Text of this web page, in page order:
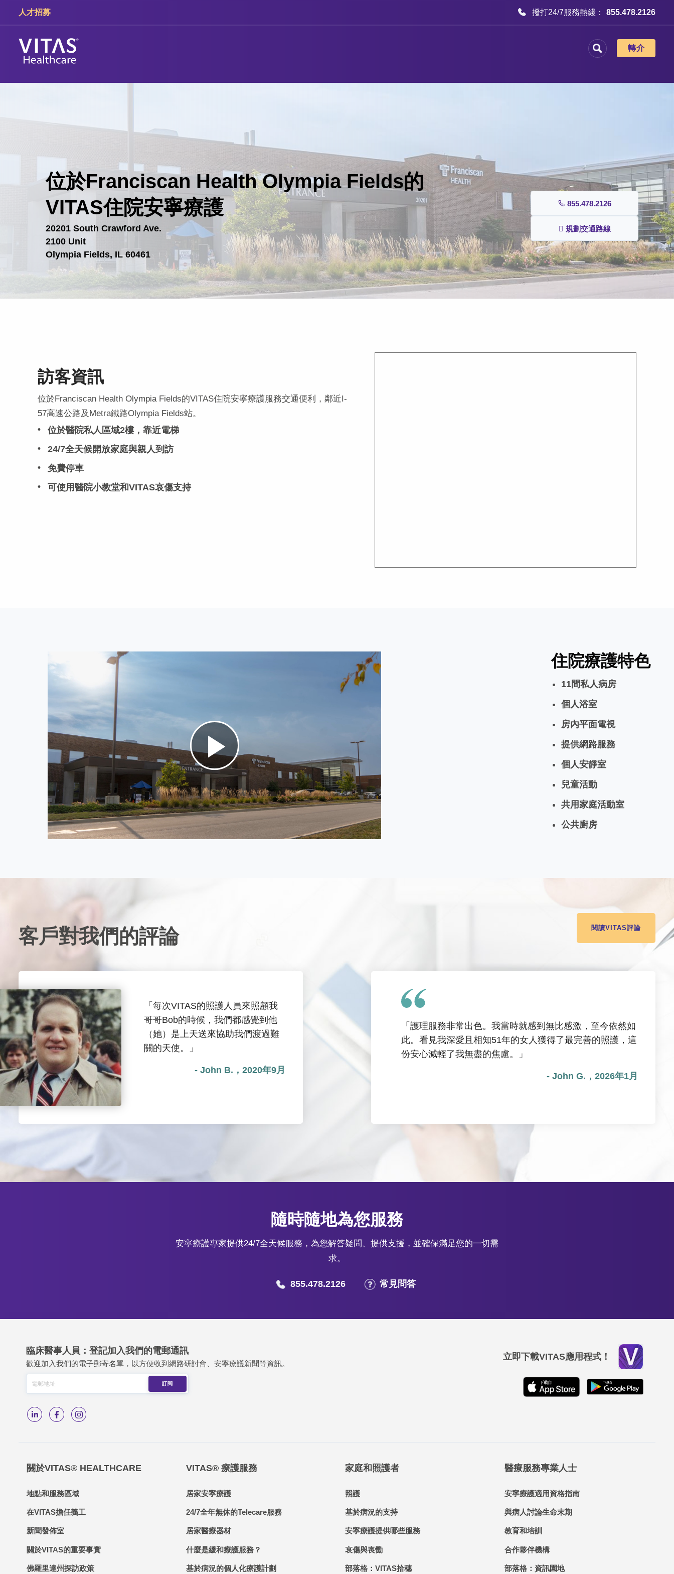
人才招募 撥打24/7服務熱綫： 855.478.2126
轉介
位於Franciscan Health Olympia Fields的
VITAS住院安寧療護
20201 South Crawford Ave.
2100 Unit
Olympia Fields, IL 60461
855.478.2126
規劃交通路線
訪客資訊
位於Franciscan Health Olympia Fields的VITAS住院安寧療護服務交通便利，鄰近I-
57高速公路及Metra鐵路Olympia Fields站。
位於醫院私人區域2樓，靠近電梯
24/7全天候開放家庭與親人到訪
免費停車
可使用醫院小教堂和VITAS哀傷支持
Play
Video
住院療護特色
11間私人病房
個人浴室
房內平面電視
提供網路服務
個人安靜室
兒童活動
共用家庭活動室
公共廚房
客戶對我們的評論
「每次VITAS的照護人員來照顧我
哥哥Bob的時候，我們都感覺到他
（她）是上天送來協助我們渡過難
關的天使。」
- John B.，2020年9月
「護理服務非常出色。我當時就感到無比感激，至今依然如
此。看見我深愛且相知51年的女人獲得了最完善的照護，這
份安心減輕了我無盡的焦慮。」
- John G.，2026年1月
閱讀VITAS評論
隨時隨地為您服務
安寧療護專家提供24/7全天候服務，為您解答疑問、提供支援，並確保滿足您的一切需
求。
855.478.2126 常見問答
臨床醫事人員：登記加入我們的電郵通訊
歡迎加入我們的電子郵寄名單，以方便收到網路研討會、安寧療護新聞等資訊。
立即下載VITAS應用程式！
關於VITAS® HEALTHCARE
地點和服務區域
在VITAS擔任義工
新聞發佈室
關於VITAS的重要事實
佛羅里達州探訪政策
VITAS® 療護服務
居家安寧療護
24/7全年無休的Telecare服務
居家醫療器材
什麼是緩和療護服務？
基於病況的個人化療護計劃
家庭和照護者
照護
基於病況的支持
安寧療護提供哪些服務
哀傷與喪慟
部落格：VITAS拾穗
醫療服務專業人士
安寧療護適用資格指南
與病人討論生命末期
教育和培訓
合作夥伴機構
部落格：資訊園地